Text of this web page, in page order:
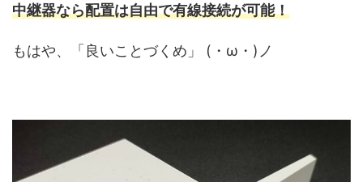
中継器なら配置は自由で有線接続が可能！
もはや、「良いことづくめ」 (・ω・)ノ